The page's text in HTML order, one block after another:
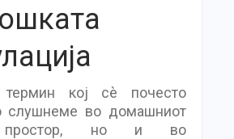
кој сè почесто
во домашниот
простор, но и во